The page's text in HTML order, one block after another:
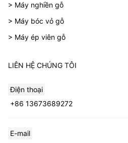
> Máy nghiền gỗ
> Máy bóc vỏ gỗ
> Máy ép viên gỗ
LIÊN HỆ CHÚNG TÔI
Điện thoại
+86 13673689272
E-mail